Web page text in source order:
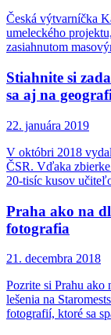
Česká výtvarníčka
umeleckého
zasiahnutom
Stiahnite si
sa aj na
22. januára 2019
V októbri 2018
ČSR. Vďaka
20-tisíc kusov
Praha ako na
fotografia
21. decembra 2018
Pozrite si Prahu ako
lešenia na
fotografií, ktoré sa